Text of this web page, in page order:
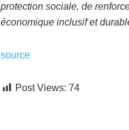
protection sociale, de
économique inclusif et
source
Post Views: 74